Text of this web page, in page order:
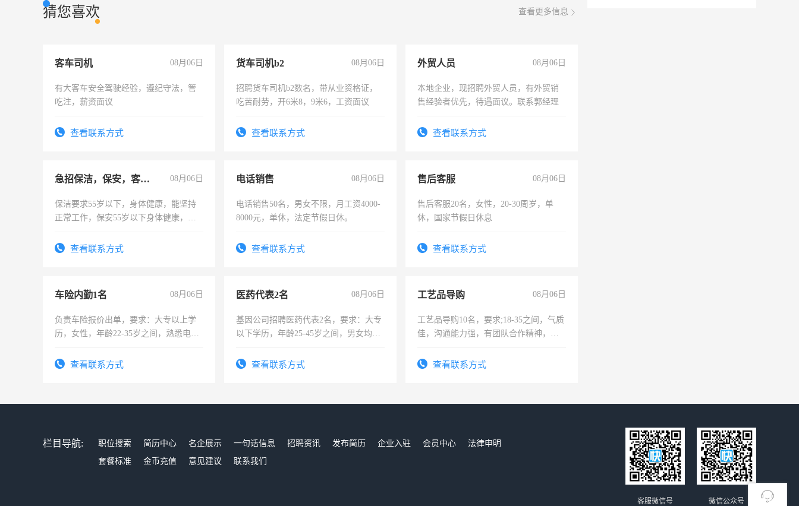
猜您喜欢 查看更多信息
客车司机 08月06日
有大客车安全驾驶经验，遵纪守法，管
吃注，薪资面议
查看联系方式
货车司机b2 08月06日
招聘货车司机b2数名，带从业资格证，
吃苦耐劳，开6米8，9米6，工资面议
查看联系方式
外贸人员 08月06日
本地企业，现招聘外贸人员，有外贸销
售经验者优先，待遇面议。联系郭经理
查看联系方式
急招保洁，保安，客服，工程 08月06日
保洁要求55岁以下，身体健康，能坚持
正常工作，保安55岁以下身体健康，有
录，客服要求45岁以下高中以上文化，
查看联系方式
电话销售 08月06日
电话销售50名，男女不限，月工资4000-
8000元，单休，法定节假日休。
查看联系方式
售后客服 08月06日
售后客服20名，女性，20-30周岁，单
休，国家节假日休息
查看联系方式
车险内勤1名 08月06日
负责车险报价出单，要求：大专以上学
历，女性，年龄22-35岁之间，熟悉电脑
试用期1-3个月，转正后交纳五险，
查看联系方式
医药代表2名 08月06日
基因公司招聘医药代表2名，要求：大专
以下学历，年龄25-45岁之间，男女均
表或者有医学资质的优先，底薪+绩效，
查看联系方式
工艺品导购 08月06日
工艺品导购10名，要求;18-35之间，气质
佳，沟通能力强，有团队合作精神，有
查看联系方式
栏目导航: 职位搜索 简历中心 名企展示 一句话信息 招聘资讯 发布简历 企业入驻 会员中心
法律申明
套餐标准
金币充值 意见建议 联系我们
微信公众号
客服微信号